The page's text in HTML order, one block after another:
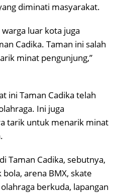
diminati masyarakat.
luar kota juga
Cadika. Taman ini salah
minat pengunjung,”
ini Taman Cadika telah
Ini juga
tarik untuk menarik minat
Taman Cadika, sebutnya,
arena BMX, skate
berkuda, lapangan